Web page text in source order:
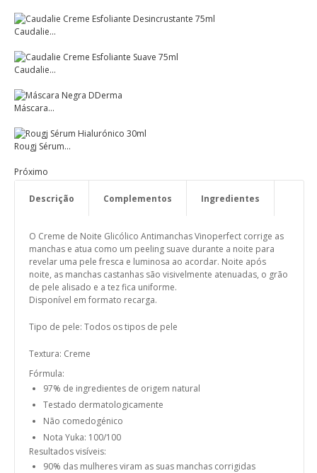
Caudalie...
Caudalie...
Máscara...
Rougj Sérum...
Próximo
Descrição Complementos Ingredientes
Modo de Utilização Eco-Responsabilidade
O Creme de Noite Glicólico Antimanchas Vinoperfect corrige as
manchas e atua como um peeling suave durante a noite para
revelar uma pele fresca e luminosa ao acordar. Noite após
noite, as manchas castanhas são visivelmente atenuadas, o grão
de pele alisado e a tez fica uniforme.
Disponível em formato recarga.
Tipo de pele: Todos os tipos de pele
Textura: Creme
Fórmula:
97% de ingredientes de origem natural
Testado dermatologicamente
Não comedogénico
Nota Yuka: 100/100
Resultados visíveis:
90% das mulheres viram as suas manchas corrigidas